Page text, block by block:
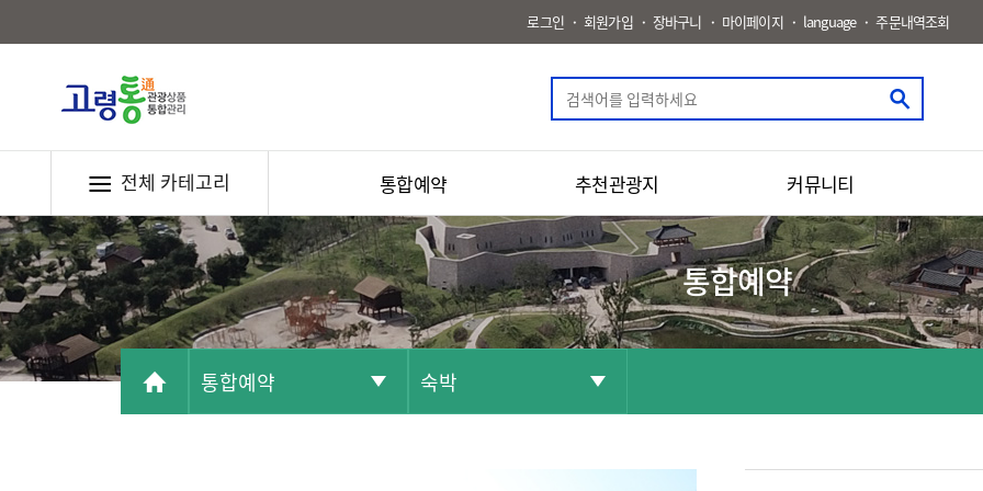
로그인 회원가입 장바구니 마이페이지 language 주문내역조회
전체 카테고리 통합예약 추천관광지 커뮤니티
통합예약
통합예약 숙박